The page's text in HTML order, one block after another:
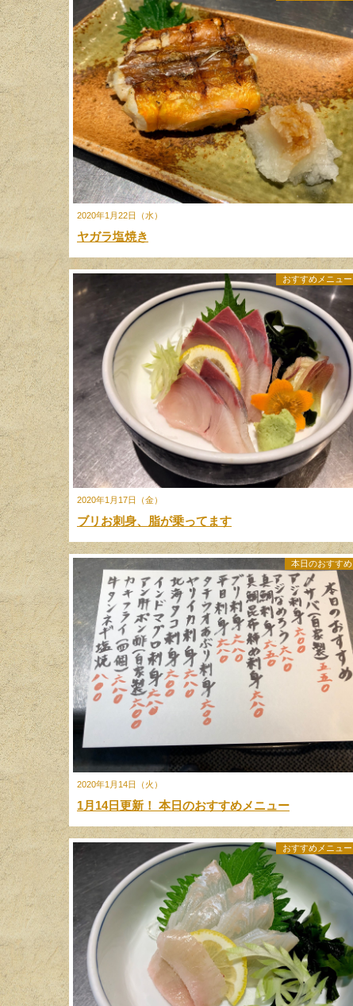
2020年1月22日（水）
ヤガラ塩焼き
2020年1月17日（金）
おすすめメニュー
ブリお刺身、脂が乗ってます
2020年1月14日（火）
本日のおすすめ
1月14日更新！ 本日のおすすめメニュー
おすすめメニュー